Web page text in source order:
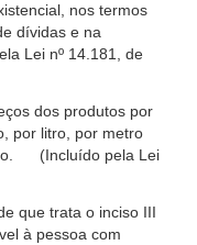
nos termos
dívidas e na
Lei nº 14.181, de
dos produtos por
por litro, por metro
(Incluído pela Lei
que trata o inciso III
à pessoa com